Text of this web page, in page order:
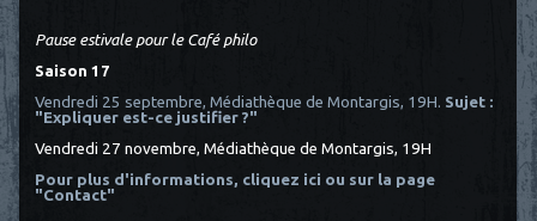
Pause estivale pour le Café philo
Saison 17
Vendredi 25 septembre, Médiathèque de Montargis, 19H. Sujet :
"Expliquer est-ce justifier ?"
Vendredi 27 novembre, Médiathèque de Montargis, 19H
Pour plus d'informations, cliquez ici ou sur la page
"Contact"